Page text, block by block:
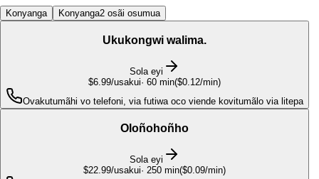
Konyanga Konyanga2 osãi osumua
Ukukongwi walima.
Sola eyi
$6.99/usakui· 60 min($0.12/min)
Ovakutumãhi vo telefoni, via futiwa oco viende kovitumãlo via litepa
Oloñohoñho
Sola eyi
$22.99/usakui· 250 min($0.09/min)